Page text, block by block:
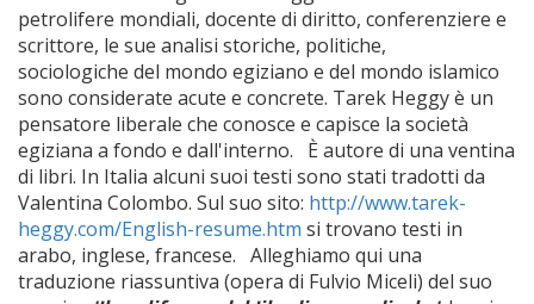
petrolifere mondiali, docente di diritto, conferenziere e
scrittore, le sue analisi storiche, politiche,
sociologiche del mondo egiziano e del mondo islamico
sono considerate acute e concrete. Tarek Heggy è un
pensatore liberale che conosce e capisce la società
egiziana a fondo e dall'interno. È autore di una ventina
di libri. In Italia alcuni suoi testi sono stati tradotti da
Valentina Colombo. Sul suo sito: http://www.tarek-
heggy.com/English-resume.htm si trovano testi in
arabo, inglese, francese. Alleghiamo qui una
traduzione riassuntiva (opera di Fulvio Miceli) del suo